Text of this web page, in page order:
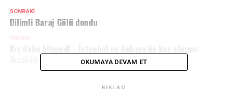
SONRAKI
Dilimli Baraj Gölü dondu
ÖNCEKI
Sıcaklık 12 derece azalacakOKUMAYA DEVAM ET
REKLAM